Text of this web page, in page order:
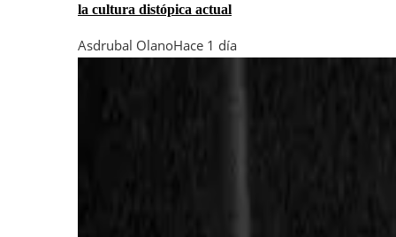
la cultura distópica actual
Asdrubal OlanoHace 1 día